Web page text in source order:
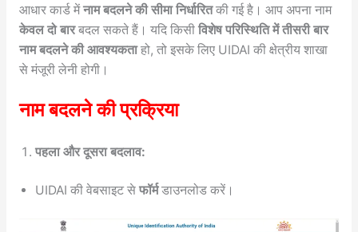
आधार कार्ड मेंनाम बदलने की सीमा निर्धारितकी गई है। आप अपना नाम
केवल दो बारबदल सकते हैं। यदि किसीविशेष परिस्थिति में तीसरी बार
नाम बदलने की आवश्यकताहो, तो इसके लिए UIDAI की क्षेत्रीय शाखा
से मंजूरी लेनी होगी।
नाम बदलने की प्रक्रिया
पहला और दूसरा बदलाव:
UIDAI की वेबसाइट से फॉर्मडाउनलोड करें।